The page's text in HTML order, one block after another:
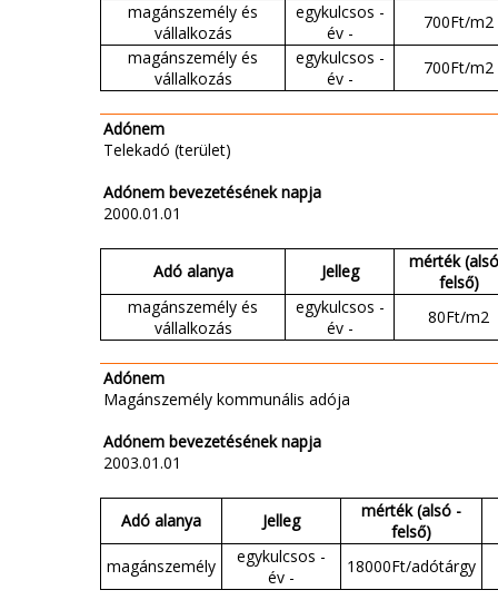
magánszemély és
vállalkozás
egykulcsos -
év -
700Ft/m2
magánszemély és
vállalkozás
egykulcsos -
év -
700Ft/m2
Adónem
Telekadó (terület)
Adónem bevezetésének napja
2000.01.01
Adó alanya Jelleg
mérték
felső)
magánszemély és
vállalkozás
egykulcsos -
év -
80Ft/m2
Adónem
Magánszemély kommunális adója
Adónem bevezetésének napja
2003.01.01
Adó alanya Jelleg
mérték (alsó -
felső)
magánszemély
egykulcsos -
év -
18000Ft/adótárgy